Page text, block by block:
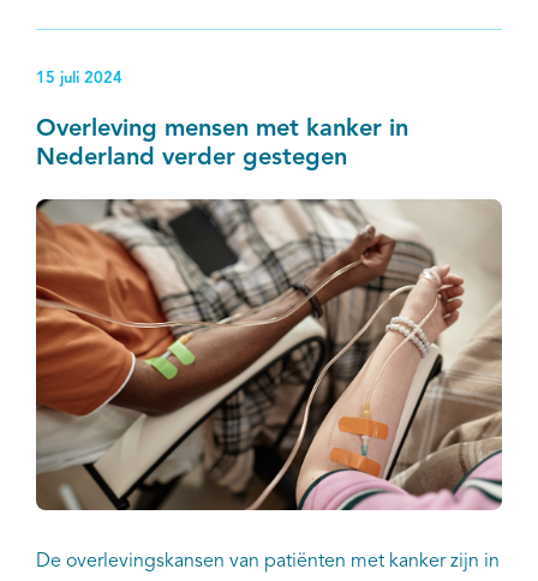
15 juli 2024
Overleving mensen met kanker in
Nederland verder gestegen
De overlevingskansen van patiënten met kanker zijn in